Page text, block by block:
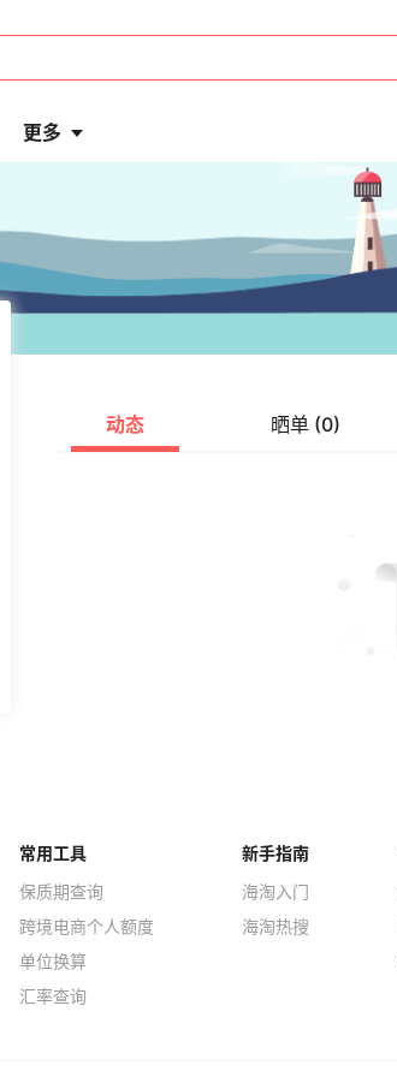
更多
动态 晒单 (0)
常用工具
保质期查询
跨境电商个人额度
单位换算
汇率查询
新手指南
海淘入门
海淘热搜